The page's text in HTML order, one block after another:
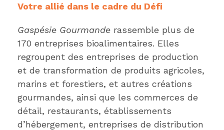
Votre allié dans le cadre du Défi
Gaspésie Gourmande rassemble plus de
170 entreprises bioalimentaires. Elles
regroupent des entreprises de production
et de transformation de produits agricoles,
marins et forestiers, et autres créations
gourmandes, ainsi que les commerces de
détail, restaurants, établissements
d’hébergement, entreprises de distribution